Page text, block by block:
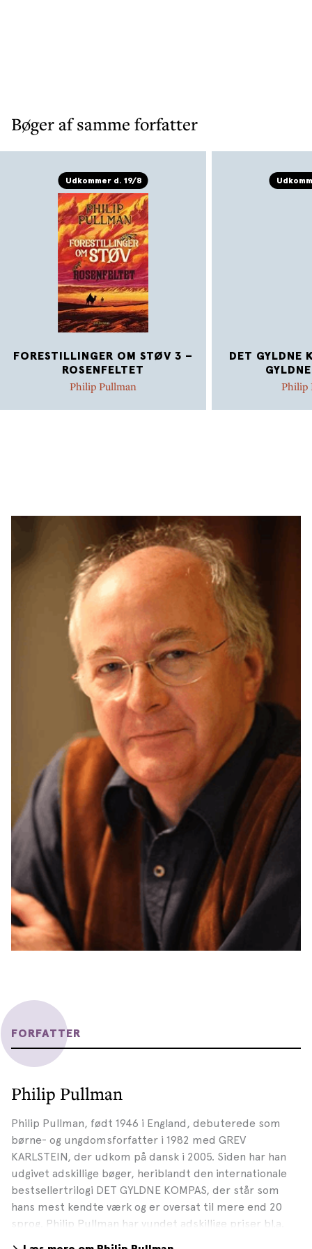
Bøger af samme forfatter
Udkommer d. 19/8
FORESTILLINGER OM STØV 3 –
ROSENFELTET
Philip Pullman
DET GYLDNE
Philip
FORFATTER
Philip Pullman
Philip Pullman, født 1946 i England, debuterede som
børne- og ungdomsforfatter i 1982 med GREV
KARLSTEIN, der udkom på dansk i 2005. Siden har han
udgivet adskillige bøger, heriblandt den internationale
bestsellertrilogi DET GYLDNE KOMPAS, der står som
hans mest kendte værk og er oversat til mere end 20
sprog. Philip Pullman har vundet adskillige priser bl.a.